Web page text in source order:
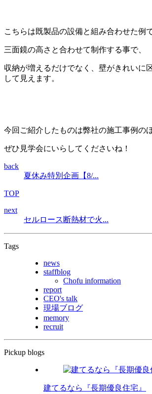
こちらは既製品の設備と組み合わせた例で
三面鏡の高さと合わせて制作する事で、
収納が増えるだけでなく、壁がきれいに
して見えます。
今回ご紹介したものは弊社の施工事例の
ぜひ見学会にいらしてくださいね！
back
夏休み特別企画【8/...
TOP
next
セルロース断熱材で火...
Tags
news
staffblog
Chofu information
report
CEO's talk
現場ブログ
memory
recruit
Pickup blogs
建てるなら『長期優良住宅』